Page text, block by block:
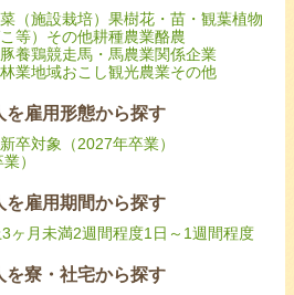
（施設栽培） 果樹花・苗・観葉植物
等） その他耕種農業酪農
養鶏競走馬・馬農業関係企業
林業地域おこし観光農業その他
を雇用形態から探す
新卒対象（2027年卒業）
）
を雇用期間から探す
ヶ月未満2週間程度1日～1週間程度
を寮・社宅から探す